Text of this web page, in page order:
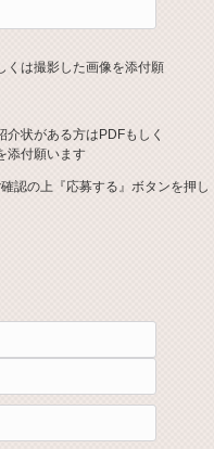
くは撮影した画像を添付願
介状がある方はPDFもしく
添付願います
認の上『応募する』ボタンを押し